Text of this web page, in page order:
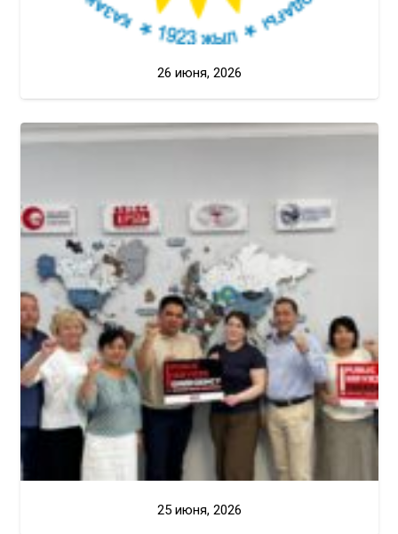
26 июня, 2026
25 июня, 2026